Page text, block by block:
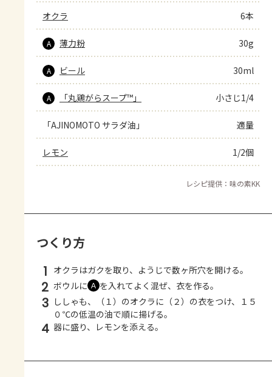
オクラ 6本
A 薄力粉 30g
A ビール 30ml
A 「丸鶏がらスープ™」 小さじ1/4
「AJINOMOTO サラダ油」 適量
レモン 1/2個
レシピ提供：味の素KK
つくり方
1 オクラはガクを取り、ようじで数ヶ所穴を開ける。
2 ボウルに Ａ を入れてよく混ぜ、衣を作る。
3 ししゃも、（１）のオクラに（２）の衣をつけ、１５
０℃の低温の油で順に揚げる。
4 器に盛り、レモンを添える。